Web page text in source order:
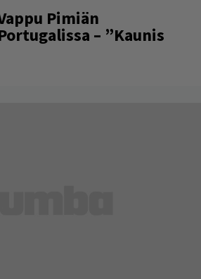
Pimiän
– ”Kaunis